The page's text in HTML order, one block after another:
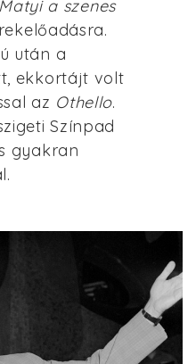
a szenes
után a
ekkortájt volt
az Othello.
Színpad
gyakran